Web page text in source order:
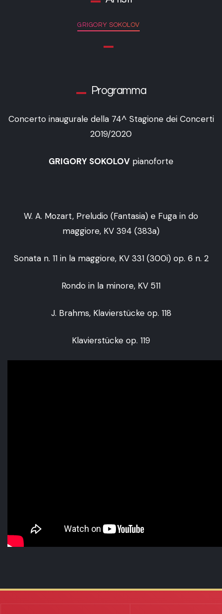
GRIGORY SOKOLOV
Programma
Concerto inaugurale della 74^ Stagione dei Concerti
2019/2020
GRIGORY SOKOLOV pianoforte
W. A. Mozart, Preludio (Fantasia) e Fuga in do
maggiore, KV 394 (383a)
Sonata n. 11 in la maggiore, KV 331 (300i) op. 6 n. 2
Rondo in la minore, KV 511
J. Brahms, Klavierstücke op. 118
Klavierstücke op. 119